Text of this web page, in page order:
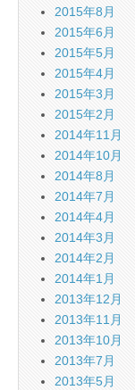
2015年8月
2015年6月
2015年5月
2015年4月
2015年3月
2015年2月
2014年11月
2014年10月
2014年8月
2014年7月
2014年4月
2014年3月
2014年2月
2014年1月
2013年12月
2013年11月
2013年10月
2013年7月
2013年5月